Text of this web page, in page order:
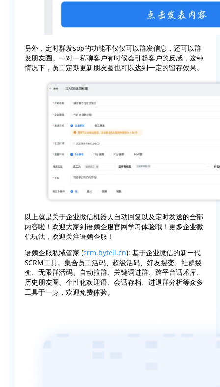
另外，定时群发sop的功能不仅仅可以群发信息，还可以群
发朋友圈。一对一私聊客户有时候会引起客户的反感，这种
情况下，员工定期更新朋友圈也可以达到一定的留存效果。
以上就是关于企业微信机器人自动回复以及定时发送的全部
内容啦！欢迎大家到语鹦企服官网学习体验哦！更多企业微
信玩法，欢迎关注语鹦企服！
语鹦企服私域管家 (crm.bytell.cn): 基于企业微信的新一代
SCRM工具。集合员工活码、超级活码、好友裂变、社群裂
变、无限群活码、自动拉群、关键词进群、跨平台话术库、
历史朋友圈、个性化欢迎语、会话存档、进退群分析等众多
工具于一身，欢迎免费体验。